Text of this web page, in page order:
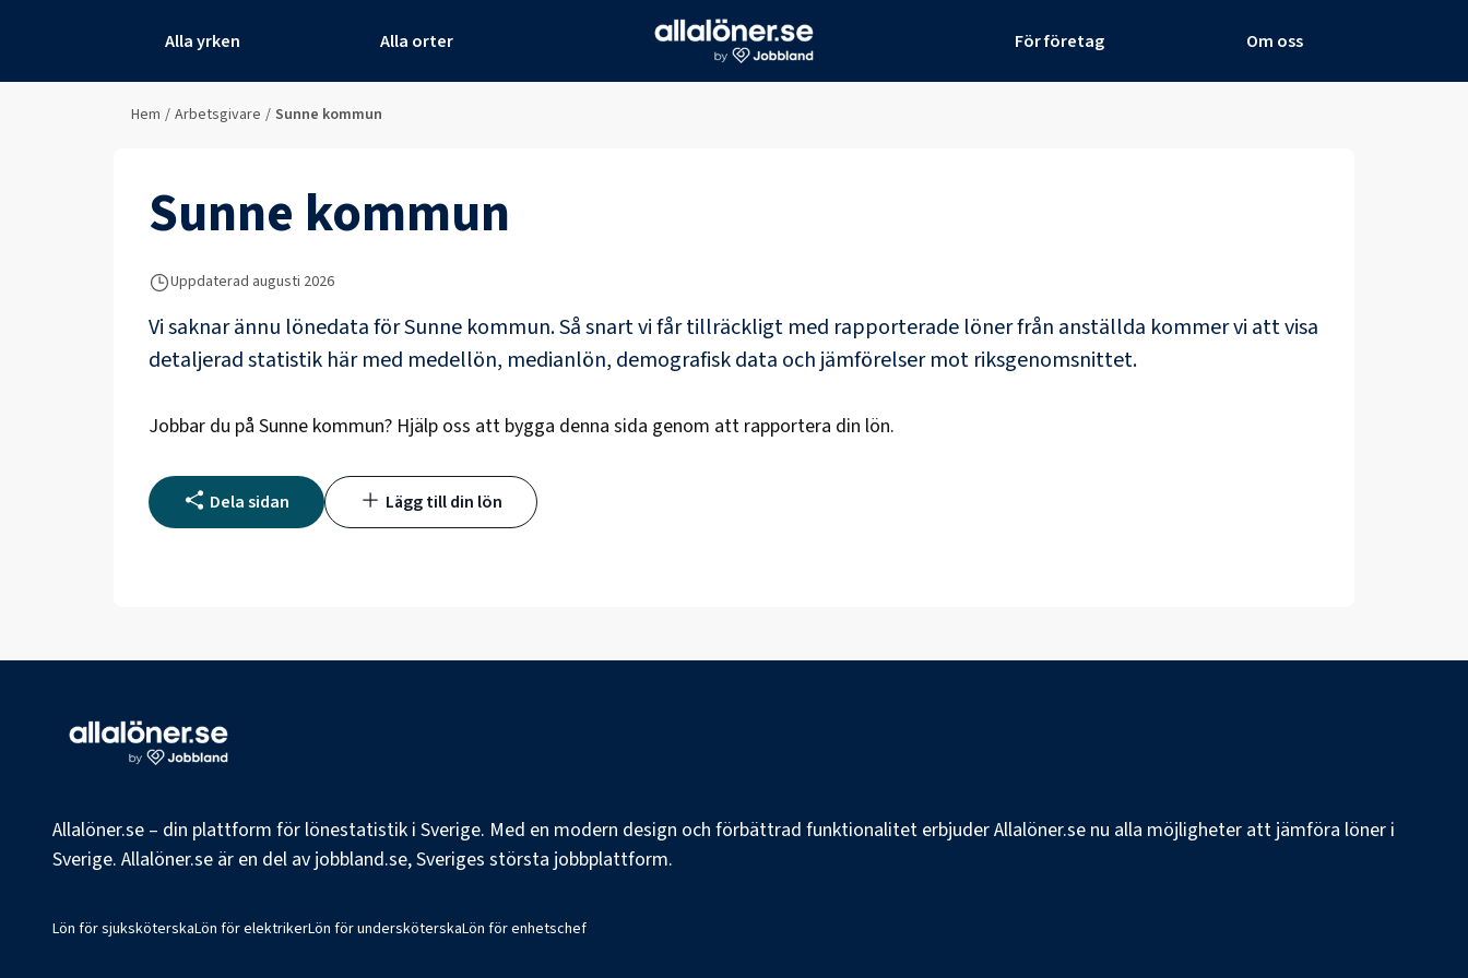
Alla yrken Alla orter För företag Om oss
Hem / Arbetsgivare / Sunne kommun
Sunne kommun
Uppdaterad augusti 2026
Vi saknar ännu lönedata förSunne kommun. Så snart vi får tillräckligt med rapporterade löner från anställda kommer vi att visa
detaljerad statistik här med medellön, medianlön, demografisk data och jämförelser mot riksgenomsnittet.
Jobbar du på Sunne kommun? Hjälp oss att bygga denna sida genom att rapportera din lön.
Dela sidan Lägg till din lön
Allalöner.se – din plattform för lönestatistik i Sverige. Med en modern design och förbättrad funktionalitet erbjuder Allalöner.se nu alla möjligheter att jämföra löner i
Sverige. Allalöner.se är en del av jobbland.se, Sveriges största jobbplattform.
Lön för sjuksköterskaLön för elektrikerLön för undersköterskaLön för enhetschef